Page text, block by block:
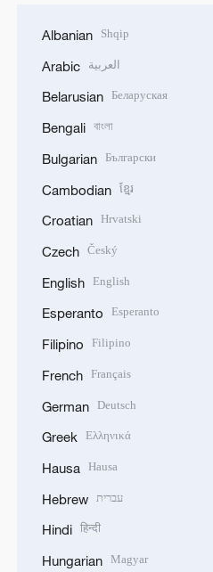
Albanian Shqip
Arabic العربية
Belarusian Беларуская
Bengali বাংলা
Bulgarian Български
Cambodian ខ្មែរ
Croatian Hrvatski
Czech Český
English English
Esperanto Esperanto
Filipino Filipino
French Français
German Deutsch
Greek Ελληνικά
Hausa Hausa
Hebrew עברית
Hindi हिन्दी
Hungarian Magyar